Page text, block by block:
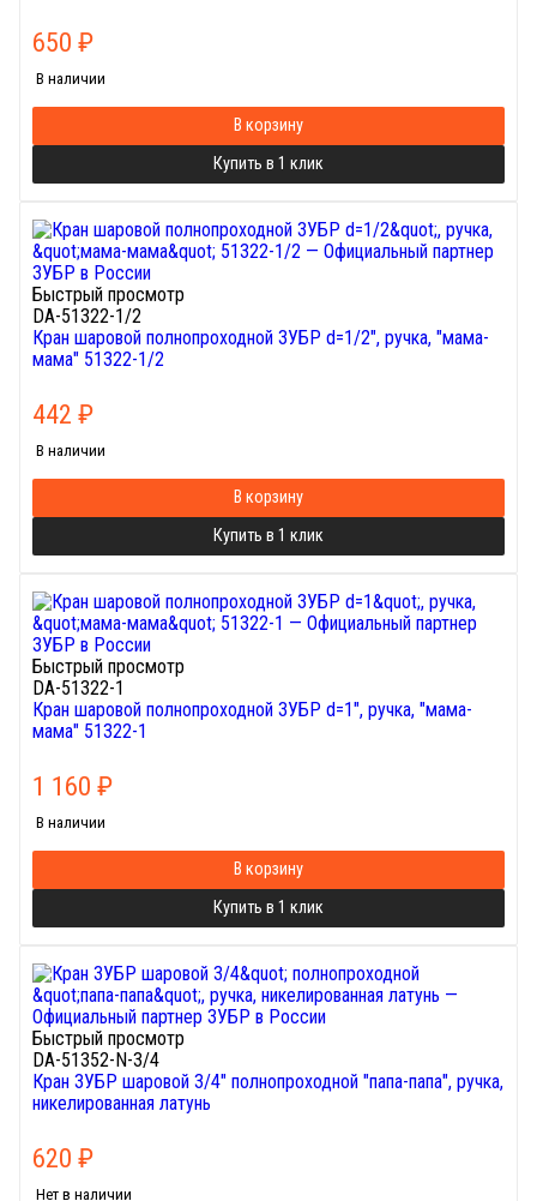
650 ₽
В наличии
В корзину
Купить в 1 клик
Быстрый просмотр
DA-51322-1/2
Кран шаровой полнопроходной ЗУБР d=1/2", ручка, "мама-
мама" 51322-1/2
442 ₽
В наличии
В корзину
Купить в 1 клик
Быстрый просмотр
DA-51322-1
Кран шаровой полнопроходной ЗУБР d=1", ручка, "мама-
мама" 51322-1
1 160 ₽
В наличии
В корзину
Купить в 1 клик
Быстрый просмотр
DA-51352-N-3/4
Кран ЗУБР шаровой 3/4" полнопроходной "папа-папа", ручка,
никелированная латунь
620 ₽
Нет в наличии